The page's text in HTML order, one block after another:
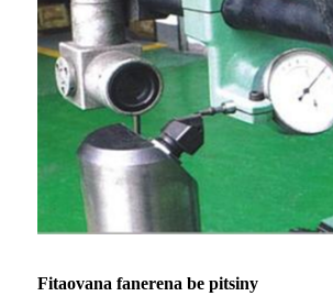
Fitaovana fanerena be pitsiny